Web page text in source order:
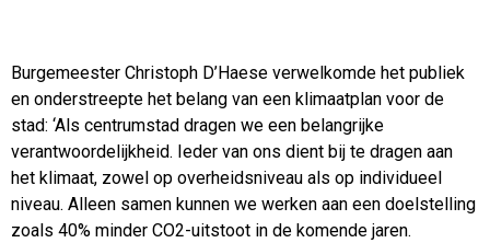
Burgemeester Christoph D’Haese verwelkomde het publiek
en onderstreepte het belang van een klimaatplan voor de
stad: ‘Als centrumstad dragen we een belangrijke
verantwoordelijkheid. Ieder van ons dient bij te dragen aan
het klimaat, zowel op overheidsniveau als op individueel
niveau. Alleen samen kunnen we werken aan een doelstelling
zoals 40% minder CO2-uitstoot in de komende jaren.